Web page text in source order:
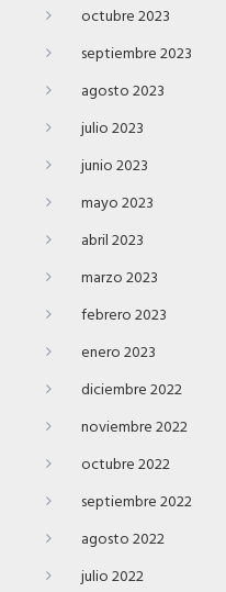
octubre 2023
septiembre 2023
agosto 2023
julio 2023
junio 2023
mayo 2023
abril 2023
marzo 2023
febrero 2023
enero 2023
diciembre 2022
noviembre 2022
octubre 2022
septiembre 2022
agosto 2022
julio 2022